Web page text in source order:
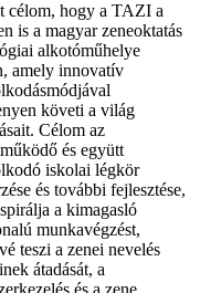
célom, hogy a TAZI a
is a magyar zeneoktatás
alkotóműhelye
amely innovatív
követi a világ
Célom az
és együtt
iskolai légkör
és további fejlesztése,
a kimagasló
munkavégzést,
teszi a zenei nevelés
átadását, a
és a zene